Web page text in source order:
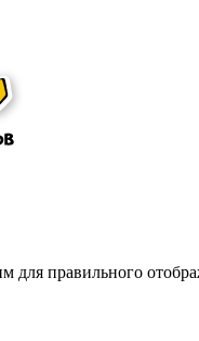
для правильного